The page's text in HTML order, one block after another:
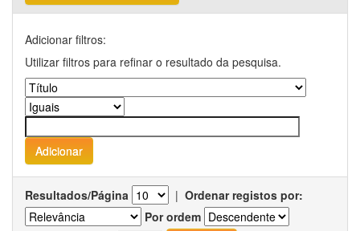
Adicionar filtros:
Utilizar filtros para refinar o resultado da pesquisa.
Resultados/Página | Ordenar registos por:
Por ordem